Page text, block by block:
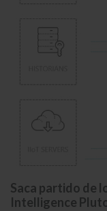
Saca partido de
Intelligence